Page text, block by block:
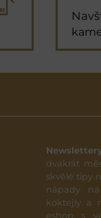
dvakrát
skvělé tipy
nápady
koktejly a
eshop s